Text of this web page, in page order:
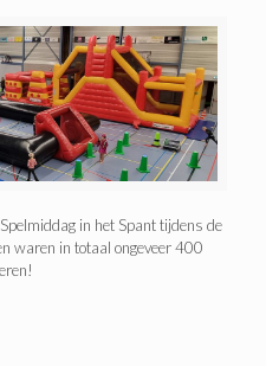
in het Spant tijdens de
waren in totaal ongeveer 400